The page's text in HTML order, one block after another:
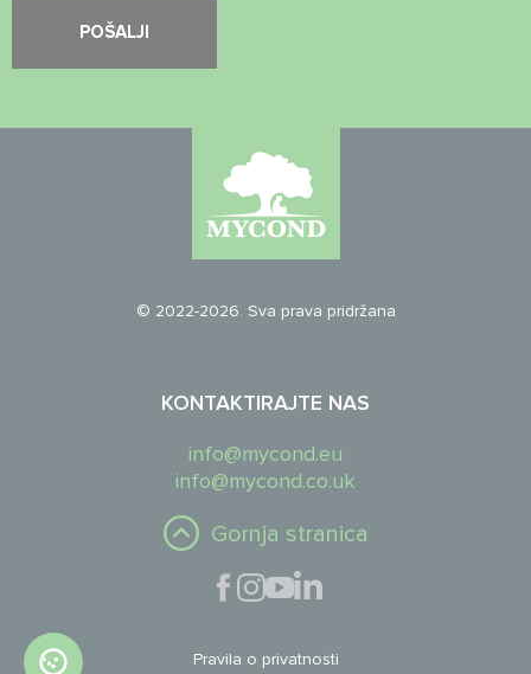
© 2022-2026. Sva prava pridržana
KONTAKTIRAJTE NAS
info@mycond.eu
info@mycond.co.uk
Gornja stranica
Pravila o privatnosti